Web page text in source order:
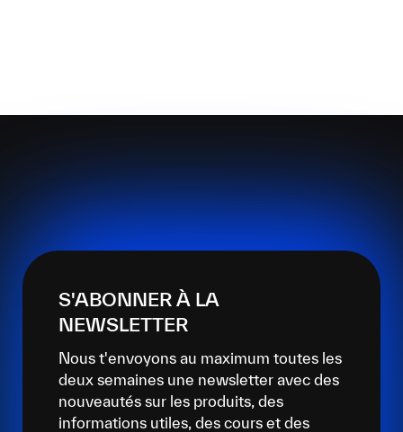
S'ABONNER À LA
NEWSLETTER
Nous t'envoyons au maximum toutes les
deux semaines une newsletter avec des
nouveautés sur les produits, des
informations utiles, des cours et des